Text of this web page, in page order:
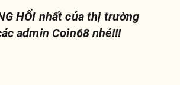
HỔI nhất của thị trường
admin Coin68 nhé!!!